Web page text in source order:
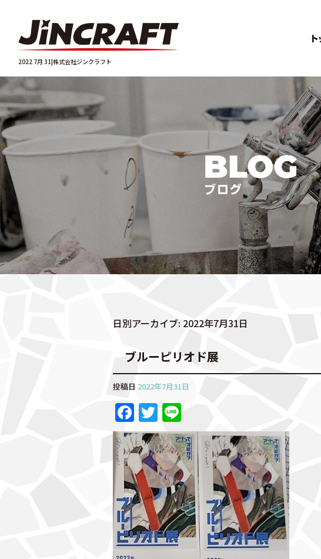
2022 7月 31|株式会社ジンクラフト
日別アーカイブ: 2022年7月31日
ブルーピリオド展
投稿日 2022年7月31日
F
a
c
e
b
o
o
k
T
w
it
te
r
n
e